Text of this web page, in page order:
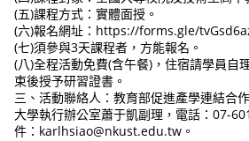
(五)課程方式：實體面授。
(六)報名網址：https://forms.gle/
(七)須參與3天課程者，方能報名。
(八)全程活動免費(含午餐)，住宿請學員自
束後授予研習證書。
三、活動聯絡人：教育部促進產學連結合
大學執行辦公室蕭于凱副理，電話：07-
件：karlhsiao@nkust.edu.tw。